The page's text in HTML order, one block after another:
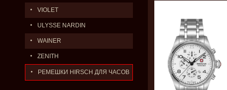
VIOLET
ULYSSE NARDIN
WAINER
ZENITH
РЕМЕШКИ HIRSCH ДЛЯ ЧАСОВ